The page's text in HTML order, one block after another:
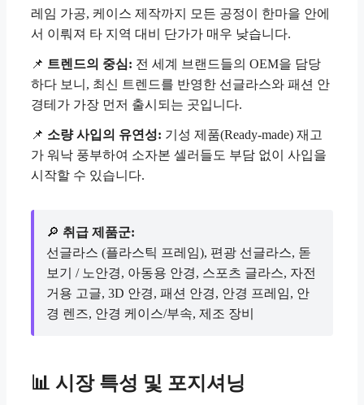
레임 가공, 케이스 제작까지 모든 공정이 한마을 안에
서 이뤄져 타 지역 대비 단가가 매우 낮습니다.
📌 트렌드의 중심: 전 세계 브랜드들의 OEM을 담당
하다 보니, 최신 트렌드를 반영한 선글라스와 패션 안
경테가 가장 먼저 출시되는 곳입니다.
📌 소량 사입의 유연성: 기성 제품(Ready-made) 재고
가 워낙 풍부하여 소자본 셀러들도 부담 없이 사입을
시작할 수 있습니다.
🔎 취급 제품군:
선글라스 (플라스틱 프레임), 편광 선글라스, 돋
보기 / 노안경, 아동용 안경, 스포츠 글라스, 자전
거용 고글, 3D 안경, 패션 안경, 안경 프레임, 안
경 렌즈, 안경 케이스/부속, 제조 장비
📊 시장 특성 및 포지셔닝